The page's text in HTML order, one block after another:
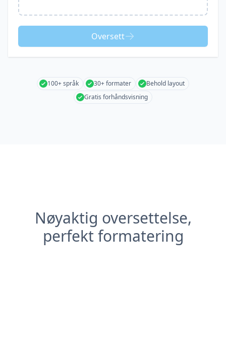
Oversett
100+ språk 30+ formater
Behold layout
Gratis forhåndsvisning
Nøyaktig oversettelse,
perfekt formatering